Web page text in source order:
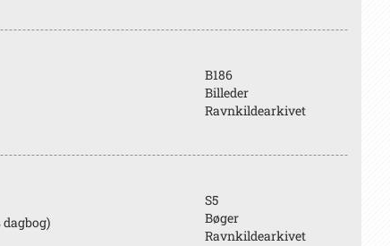
B186
Billeder
Ravnkildearkivet
S5
Bøger
Ravnkildearkivet